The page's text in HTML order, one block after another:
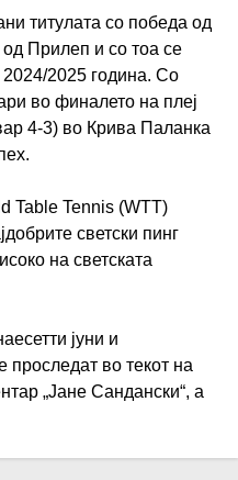
титулата со победа од
Прилеп и со тоа се
2025 година. Со
во финалето на плеј
4-3) во Крива Паланка
Table Tennis (WTT)
светски пинг
на светската
јуни и
проследат во текот на
„Јане Сандански“, а